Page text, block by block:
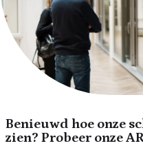
Benieuwd hoe onze
zien? Probeer onze